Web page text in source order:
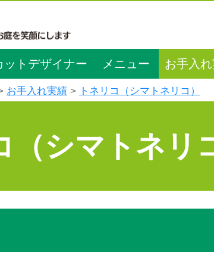
ットデザイナー メニュー お手入
お手入れ実績 トネリコ（シマトネリコ）
（シマトネリ